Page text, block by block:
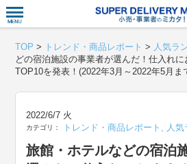
TOP > トレンド・商品レポート > 人気ラ
どの宿泊施設の事業者が選んだ！仕入れ
TOP10を発表！(2022年3月～2022年5月ま
2022/6/7 火
カテゴリ： トレンド・商品レポート , 人
旅館・ホテルなどの宿泊